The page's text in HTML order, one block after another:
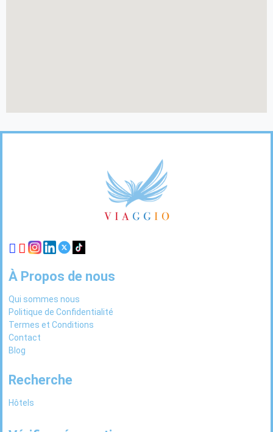
À Propos de nous
Qui sommes nous
Politique de Confidentialité
Termes et Conditions
Contact
Blog
Recherche
Hôtels